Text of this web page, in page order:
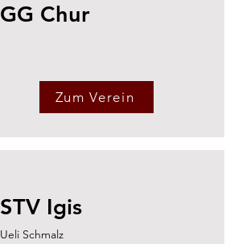
GG Chur
Zum Verein
STV Igis
Ueli Schmalz